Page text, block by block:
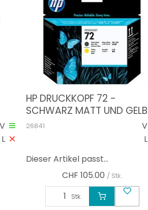
V
L
HP DRUCKKOPF 72 -
SCHWARZ MATT UND GELB
(C9384A)
V
L
26841
Dieser Artikel passt...
CHF 105.00 / Stk.
Stk.